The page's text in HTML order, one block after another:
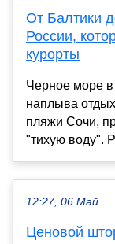
От Балтики
России,
курорты
Черное море в
наплыва
пляжи Сочи,
"тихую воду".
12:27, 06 Май
Ценовой